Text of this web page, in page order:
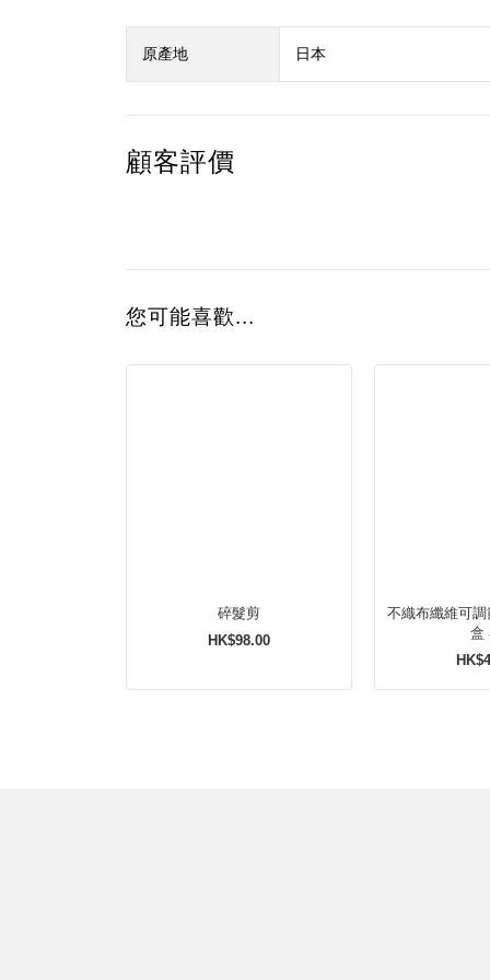
原產地 日本
顧客評價
您可能喜歡...
碎髮剪
HK$98.00
不織布纖維可
盒